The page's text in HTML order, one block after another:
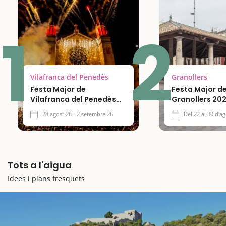
1 Vilafranca del Penedès
Festa Major de
Vilafranca del Penedès
202628 agost 26 - 2 setembre 26 2 Granollers
Festa Major
Granollers
Del 22 al 30
Tots a l'aigua
Idees i plans fresquets